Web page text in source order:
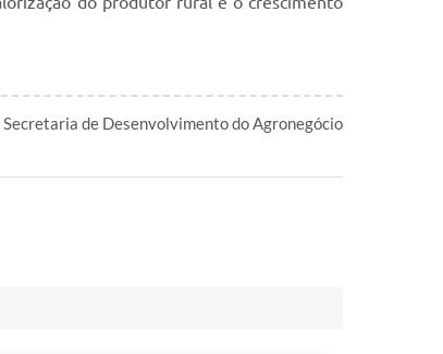
de Desenvolvimento do Agronegócio